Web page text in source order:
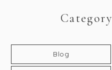
Category
Blog